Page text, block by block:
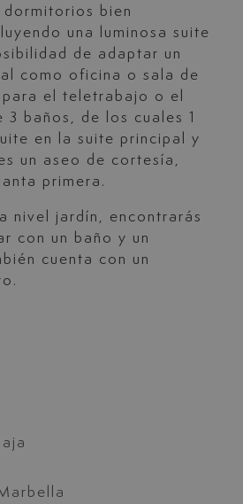
bien
una luminosa suite
de adaptar un
como oficina o sala de
el teletrabajo o el
3 baños, de los cuales 1
en la suite principal y
un aseo de cortesía,
primera.
nivel jardín, encontrarás
con un baño y un
cuenta con un